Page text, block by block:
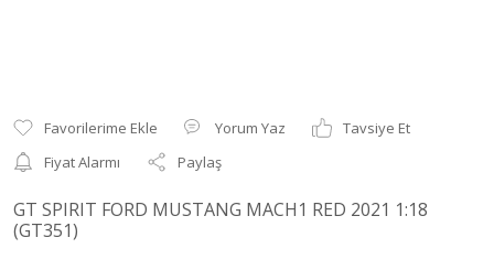
Yorum Yaz
Tavsiye Et
Fiyat Alarmı
Paylaş
GT SPIRIT FORD MUSTANG MACH1 RED 2021 1:18
(GT351)